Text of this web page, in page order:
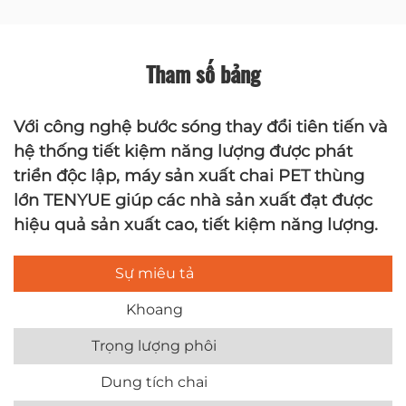
Tham số bảng
Với công nghệ bước sóng thay đổi tiên tiến và
hệ thống tiết kiệm năng lượng được phát
triển độc lập, máy sản xuất chai PET thùng
lớn TENYUE giúp các nhà sản xuất đạt được
hiệu quả sản xuất cao, tiết kiệm năng lượng.
Sự miêu tả
Khoang
Trọng lượng phôi
Dung tích chai